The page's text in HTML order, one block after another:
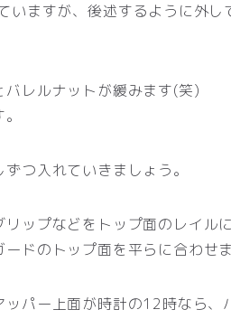
いますが、後述するように外し
レルナットが緩みます(笑)
つ入れていきましょう。
ップなどをトップ面のレイル
ドのトップ面を平らに合わせま
パー上面が時計の12時なら、